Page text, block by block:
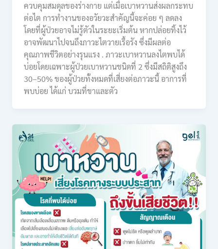
ควบคุมสมดุลของร่างกาย แต่เมื่อเบาหวานส่งผลกระทบ
ต่อไต การทำงานของอวัยวะสำคัญนี้จะค่อย ๆ ลดลง
โดยที่ผู้ป่วยอาจไม่รู้ตัวในระยะเริ่มต้น หากปล่อยทิ้งไว้
อาจพัฒนาไปจนถึงภาวะไตวายเรื้อรัง ซึ่งมีผลต่อ
คุณภาพชีวิตอย่างรุนแรง . ภาวะเบาหวานลงไตพบได้
บ่อยโดยเฉพาะผู้ป่วยเบาหวานชนิดที่ 2 ซึ่งมีสถิติสูงถึง
30–50% ของผู้ป่วยทั้งหมดที่เสี่ยงต่อภาวะนี้ อาการที่
พบบ่อย ได้แก่ บวมที่ขาและตัว